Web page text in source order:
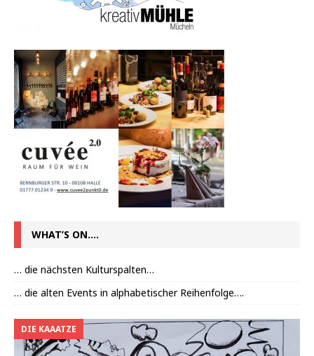
WHAT’S ON….
… die nächsten Kulturspalten…
… die alten Events in alphabetischer Reihenfolge….
DIE KAAATZE